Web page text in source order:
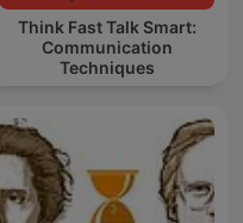
Think Fast Talk Smart:
Communication
Techniques